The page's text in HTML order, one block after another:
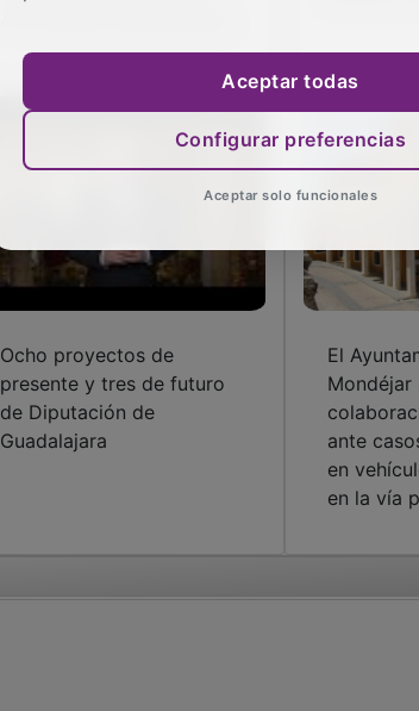
Ocho proyectos de
presente y tres de futuro
de Diputación de
Guadalajara
El
Mondéjar
ante
en
en la vía
Aceptar todas
Configurar preferencias
Aceptar solo funcionales